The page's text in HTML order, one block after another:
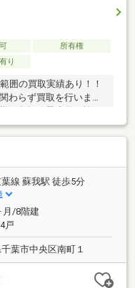
所有権
り
囲の買取実績あり！！
わらず買取を行いま
受付中です！！査定無
情報が学べるセミナー
関しては、毎月開催の
提供し、専門家による
ュリー21は全国の店舗
4位の実績があります。
に安心と信頼のサービ
サポートさせていただ
い。
葉線 蘇我駅 徒歩5分
月/8階建
戸
葉市中央区南町１